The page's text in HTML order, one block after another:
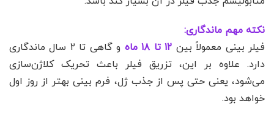
نکته مهم ماندگاری:
فیلر بینی معمولاً بین ۱۲ تا ۱۸ ماه
و گاهی تا ۲ سال ماندگاری
دارد. علاوه بر این، تزریق فیلر باعث تحریک کلاژن‌سازی
می‌شود، یعنی حتی پس از جذب ژل، فرم بینی بهتر از روز اول
خواهد بود.